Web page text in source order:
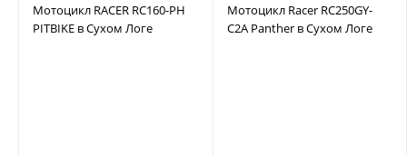
Мотоцикл RACER RC160-PH
PITBIKE в Сухом Логе
Мотоцикл Racer RC250GY-
C2A Panther в Сухом Логе